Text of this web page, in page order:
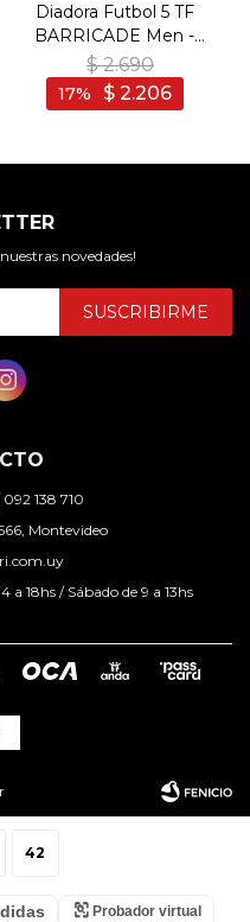
42
Probador virtual
Diadora Futbol 5 TF
BARRICADE Men -
Verde/Negro - Verde-
Negro
$ 2.690
$ 2.206
17
138 710
Montevideo
a 18hs / Sábado de 9 a 13hs
novedades!
SUSCRIBIRME